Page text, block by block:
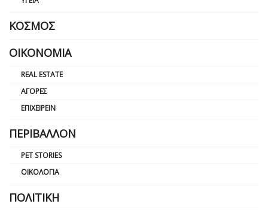
ΚΌΣΜΟΣ
ΟΙΚΟΝΟΜΊΑ
REAL ESTATE
ΑΓΟΡΈΣ
ΕΠΙΧΕΙΡΕΊΝ
ΠΕΡΙΒΆΛΛΟΝ
PET STORIES
ΟΙΚΟΛΟΓΊΑ
ΠΟΛΙΤΙΚΉ